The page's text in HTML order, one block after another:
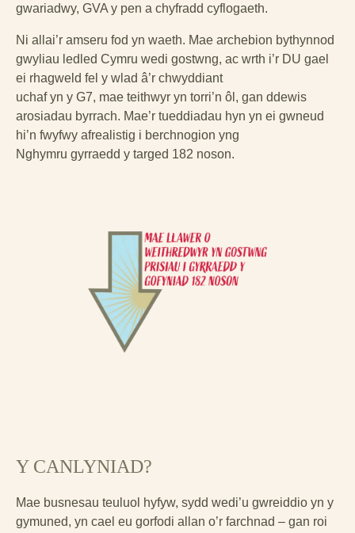
gwariadwy, GVA y pen a chyfradd cyflogaeth.
Ni allai’r amseru fod yn waeth. Mae archebion bythynnod
gwyliau ledled Cymru wedi gostwng, ac wrth i’r DU gael
ei rhagweld fel y wlad â’r chwyddiant
uchaf yn y G7, mae teithwyr yn torri’n ôl, gan ddewis
arosiadau byrrach. Mae’r tueddiadau hyn yn ei gwneud
hi’n fwyfwy afrealistig i berchnogion yng
Nghymru gyrraedd y targed 182 noson.
Y CANLYNIAD?
Mae busnesau teuluol hyfyw, sydd wedi’u gwreiddio yn y
gymuned, yn cael eu gorfodi allan o’r farchnad – gan roi